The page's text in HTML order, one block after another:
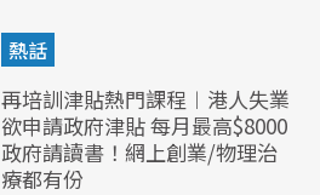
熱話
再培訓津貼熱門課程︱港人失業
欲申請政府津貼 每月最高$8000
政府請讀書！網上創業/物理治
療都有份